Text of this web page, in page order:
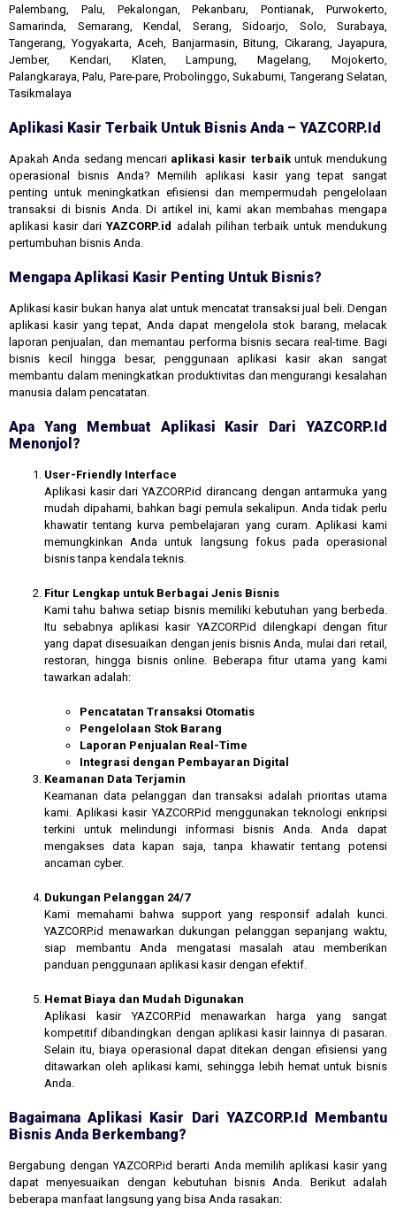
Palembang, Palu, Pekalongan, Pekanbaru, Pontianak, Purwokerto,
Samarinda, Semarang, Kendal, Serang, Sidoarjo, Solo, Surabaya,
Tangerang, Yogyakarta, Aceh, Banjarmasin, Bitung, Cikarang, Jayapura,
Jember, Kendari, Klaten, Lampung, Magelang, Mojokerto,
Palangkaraya, Palu, Pare-pare, Probolinggo, Sukabumi, Tangerang Selatan,
Tasikmalaya
Aplikasi Kasir Terbaik Untuk Bisnis Anda – YAZCORP.id
Apakah Anda sedang mencari aplikasi kasir terbaikuntuk mendukung
operasional bisnis Anda? Memilih aplikasi kasir yang tepat sangat
penting untuk meningkatkan efisiensi dan mempermudah pengelolaan
transaksi di bisnis Anda. Di artikel ini, kami akan membahas mengapa
aplikasi kasir dariYAZCORP.id adalah pilihan terbaik untuk mendukung
pertumbuhan bisnis Anda.
Mengapa Aplikasi Kasir Penting Untuk Bisnis?
Aplikasi kasir bukan hanya alat untuk mencatat transaksi jual beli. Dengan
aplikasi kasir yang tepat, Anda dapat mengelola stok barang, melacak
laporan penjualan, dan memantau performa bisnis secara real-time. Bagi
bisnis kecil hingga besar, penggunaan aplikasi kasir akan sangat
membantu dalam meningkatkan produktivitas dan mengurangi kesalahan
manusia dalam pencatatan.
Apa Yang Membuat Aplikasi Kasir Dari YAZCORP.id
Menonjol?
User-Friendly Interface
Aplikasi kasir dari YAZCORP.id dirancang dengan antarmuka yang
mudah dipahami, bahkan bagi pemula sekalipun. Anda tidak perlu
khawatir tentang kurva pembelajaran yang curam. Aplikasi kami
memungkinkan Anda untuk langsung fokus pada operasional
bisnis tanpa kendala teknis.
Fitur Lengkap untuk Berbagai Jenis Bisnis
Kami tahu bahwa setiap bisnis memiliki kebutuhan yang berbeda.
Itu sebabnya aplikasi kasir YAZCORP.id dilengkapi dengan fitur
yang dapat disesuaikan dengan jenis bisnis Anda, mulai dari retail,
restoran, hingga bisnis online. Beberapa fitur utama yang kami
tawarkan adalah:
Pencatatan Transaksi Otomatis
Pengelolaan Stok Barang
Laporan Penjualan Real-Time
Integrasi dengan Pembayaran Digital
Keamanan Data Terjamin
Keamanan data pelanggan dan transaksi adalah prioritas utama
kami. Aplikasi kasir YAZCORP.id menggunakan teknologi enkripsi
terkini untuk melindungi informasi bisnis Anda. Anda dapat
mengakses data kapan saja, tanpa khawatir tentang potensi
ancaman cyber.
Dukungan Pelanggan 24/7
Kami memahami bahwa support yang responsif adalah kunci.
YAZCORP.id menawarkan dukungan pelanggan sepanjang waktu,
siap membantu Anda mengatasi masalah atau memberikan
panduan penggunaan aplikasi kasir dengan efektif.
Hemat Biaya dan Mudah Digunakan
Aplikasi kasir YAZCORP.id menawarkan harga yang sangat
kompetitif dibandingkan dengan aplikasi kasir lainnya di pasaran.
Selain itu, biaya operasional dapat ditekan dengan efisiensi yang
ditawarkan oleh aplikasi kami, sehingga lebih hemat untuk bisnis
Anda.
Bagaimana Aplikasi Kasir Dari YAZCORP.id Membantu
Bisnis Anda Berkembang?
Bergabung dengan YAZCORP.id berarti Anda memilih aplikasi kasir yang
dapat menyesuaikan dengan kebutuhan bisnis Anda. Berikut adalah
beberapa manfaat langsung yang bisa Anda rasakan: